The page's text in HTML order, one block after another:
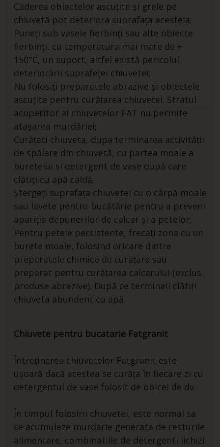
Căderea obiectelor ascuțite și grele pe
chiuvetă pot deteriora suprafața acesteia;
Puneți sub vasele fierbinți sau alte obiecte
fierbinți, cu temperatura mai mare de +
150°C, un suport, altfel există pericolul
deteriorării suprafeței chiuvetei;
Nu folosiți preparatele abrazive și obiectele
ascuțite pentru curățarea chiuvetei. Stratul
acoperitor al chiuvetelor FAT nu permite
atașarea murdăriei;
Curățati chiuveta, dupa terminarea activității
de spălare din chiuvetă, cu partea moale a
buretelui si detergent de vase după care
clătiți cu apă caldă;
Ștergeți suprafața chiuvetei cu o cârpă moale
sau lavete pentru bucătărie pentru a preveni
apariția depunerilor de calcar și a petelor;
Pentru petele persistente, frecați zona cu un
burete moale, folosind oricare dintre
preparatele chimice de curățare sau
preparat pentru curățarea calcarului (exclus
produse abrazive). După ce terminați clătiți
chiuveta abundent cu apă.
Chiuvete pentru bucatarie Fatgranit
Întreținerea chiuvetelor Fatgranit este
ușoară dacă acestea se curăța în fiecare zi cu
detergentul de vase folosit de obicei de dv.
În timpul folosirii chiuvetei, este normal sa
se acumuleze murdarie generata de resturile
alimentare, combinatiile de detergenti lichizi